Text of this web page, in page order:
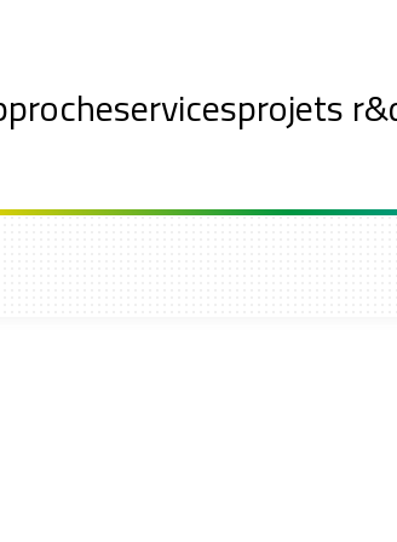
servicesprojets